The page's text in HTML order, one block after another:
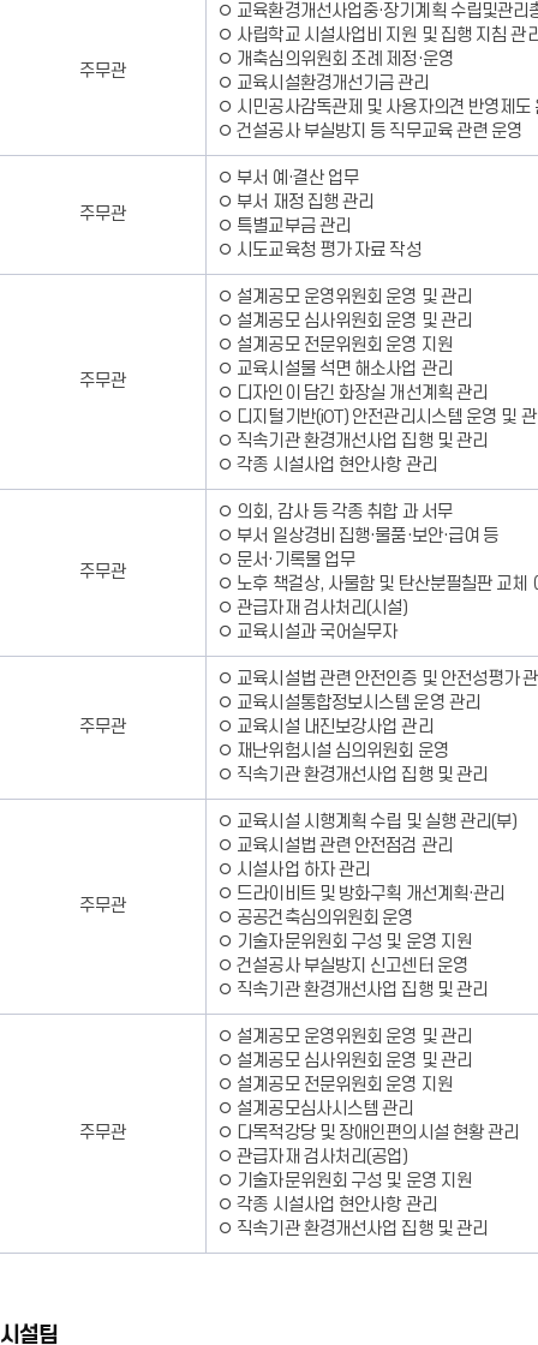
제
주무관
◦ 교육환경개선사업중·장기계획 수립및관리
◦ 사립학교 시설사업비 지원 및 집행 지침 관
◦ 개축심의위원회 조례 제정·운영
◦ 교육시설환경개선기금 관리
◦ 시민공사감독관제 및 사용자의견 반영제도
◦ 건설공사 부실방지 등 직무교육 관련 운영
주무관
◦ 부서 예·결산 업무
◦ 부서 재정 집행 관리
◦ 특별교부금 관리
◦ 시도교육청 평가 자료 작성
주무관
◦ 설계공모 운영위원회 운영 및 관리
◦ 설계공모 심사위원회 운영 및 관리
◦ 설계공모 전문위원회 운영 지원
◦ 교육시설물 석면 해소사업 관리
◦ 디자인이 담긴 화장실 개선계획 관리
◦ 디지털기반(iOT) 안전관리시스템 운영 및
◦ 직속기관 환경개선사업 집행 및 관리
◦ 각종 시설사업 현안사항 관리
주무관
◦ 의회, 감사 등 각종 취합 과 서무
◦ 부서 일상경비 집행·물품·보안·급여 등
◦ 문서·기록물 업무
◦ 노후 책걸상, 사물함 및 탄산분필칠판 교체
◦ 관급자재 검사처리(시설)
◦ 교육시설과 국어실무자
주무관
◦ 교육시설법 관련 안전인증 및 안전성평가
◦ 교육시설통합정보시스템 운영 관리
◦ 교육시설 내진보강사업 관리
◦ 재난위험시설 심의위원회 운영
◦ 직속기관 환경개선사업 집행 및 관리
주무관
◦ 교육시설 시행계획 수립 및 실행 관리(부)
◦ 교육시설법 관련 안전점검 관리
◦ 시설사업 하자 관리
◦ 드라이비트 및 방화구획 개선계획·관리
◦ 공공건축심의위원회 운영
◦ 기술자문위원회 구성 및 운영 지원
◦ 건설공사 부실방지 신고센터 운영
◦ 직속기관 환경개선사업 집행 및 관리
주무관
◦ 설계공모 운영위원회 운영 및 관리
◦ 설계공모 심사위원회 운영 및 관리
◦ 설계공모 전문위원회 운영 지원
◦ 설계공모심사시스템 관리
◦ 다목적강당 및 장애인편의시설 현황 관리
◦ 관급자재 검사처리(공업)
◦ 기술자문위원회 구성 및 운영 지원
◦ 각종 시설사업 현안사항 관리
◦ 직속기관 환경개선사업 집행 및 관리
시설팀